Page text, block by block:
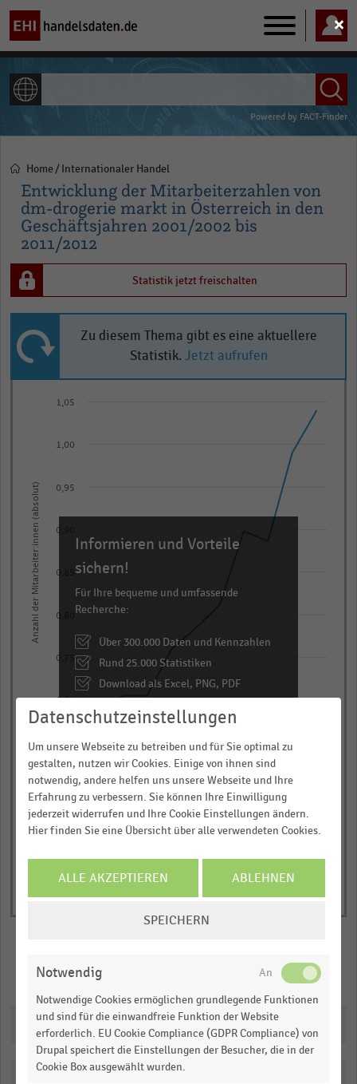
Main
navigation
Powered by FACT-Finder
Pfadnavigation
Home Internationaler Handel
Entwicklung der Mitarbeiterzahlen von
dm-drogerie markt in Österreich in den
Geschäftsjahren 2001/2002 bis
2011/2012
Statistik jetzt freischalten
Zu diesem Thema gibt es eine aktuellere
Statistik. Jetzt aufrufen
points.
The
chart
has
axis
displaying
categories.
Range:
categories.
The
chart
has
axis
Anzahl
Mitarbeiter:innen
1.056633489318413.
View
data
Anzahl der Mitarbeiter:innen (absolut)
2001/022002/032003/042005/062006/072007/082008/092009/102010/112011/12
0,75
0,80
0,85
0,90
0,95
1,00
1,05
© Handelsdaten 2026
End
interactive
chart
Informieren und Vorteile
sichern!
Für Ihre bequeme und umfassende
Recherche:
Über 300.000 Daten und Kennzahlen
Rund 25.000 Statistiken
Download als Excel, PNG, PDF
… und vieles mehr!
JETZT INFORMIEREN
Merken Teilen
Downloads
Datenschutzeinstellungen
Um unsere Webseite zu betreiben und für Sie optimal zu
gestalten, nutzen wir Cookies. Einige von ihnen sind
notwendig, andere helfen uns unsere Webseite und Ihre
Erfahrung zu verbessern. Sie können Ihre Einwilligung
jederzeit widerrufen und Ihre Cookie Einstellungen ändern.
Hier finden Sie eine Übersicht über alle verwendeten Cookies.
ALLE AKZEPTIEREN ABLEHNEN
SPEICHERN
Notwendig
Notwendige Cookies ermöglichen grundlegende Funktionen
und sind für die einwandfreie Funktion der Website
erforderlich. EU Cookie Compliance (GDPR Compliance) von
Drupal speichert die Einstellungen der Besucher, die in der
Cookie Box ausgewählt wurden.